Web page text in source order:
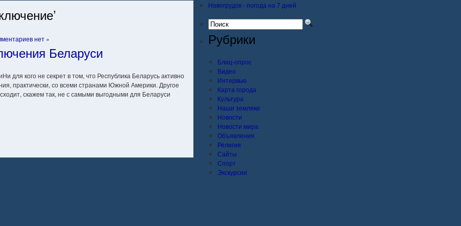
нет »
Беларуси
Ни для кого не секрет в том, что Республика Беларусь активно
практически, со всеми странами Южной Америки. Другое
скажем так, не с самыми выгодными для Беларуси
Новогрудок - погода на 7 дней
Рубрики
Блиц-опрос
Видео
Интервью
Карта города
Культура
Наши земляки
Новости
Новости мира
Объявления
Религия
Сайты
Спорт
Экскурсии